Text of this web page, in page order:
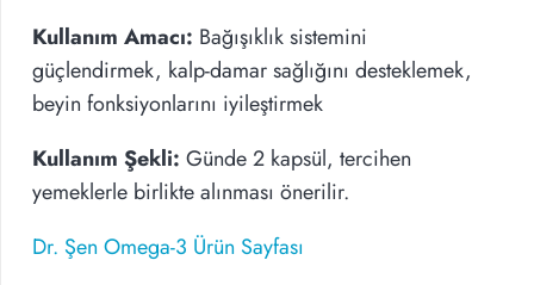
Kullanım Amacı: Bağışıklık sistemini
güçlendirmek, kalp-damar sağlığını desteklemek,
beyin fonksiyonlarını iyileştirmek
Kullanım Şekli: Günde 2 kapsül, tercihen
yemeklerle birlikte alınması önerilir.
Dr. Şen Omega-3 Ürün Sayfası